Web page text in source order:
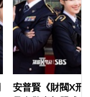
安普賢《財閥X刑